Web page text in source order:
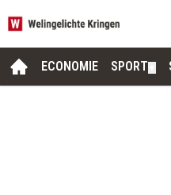
ECONOMIE SPORT